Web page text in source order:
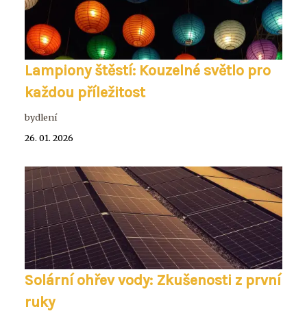
Lampiony štěstí: Kouzelné světlo pro
každou příležitost
bydlení
26. 01. 2026
Solární ohřev vody: Zkušenosti z první
ruky